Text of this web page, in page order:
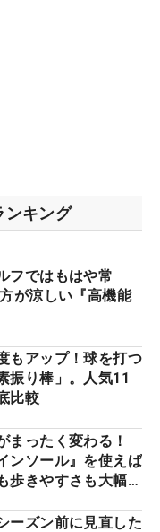
ンキング
フではもはや常
が涼しい『高機能
もアップ！球を打つ
振り棒」。人気11
比較
まったく変わる！
ンソール』を使えば
歩きやすさも大幅に
ーズン前に見直した